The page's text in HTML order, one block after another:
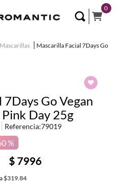
0
Mascarillas
Mascarilla Facial 7Days Go
Go Vegan
Day 25g
Referencia:79019
%
$ 7996
a $319.84